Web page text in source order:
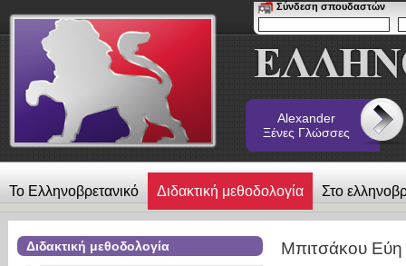
Σύνδεση σπουδαστών
Alexander
Ξένες Γλώσσες
Το Ελληνοβρετανικό Διδακτική μεθοδολογία Στο
λεύκωμα Επικοινωνία Alexander Ξένες Γλώσσες
Διδακτική μεθοδολογία
Μπιτσάκου Εύη